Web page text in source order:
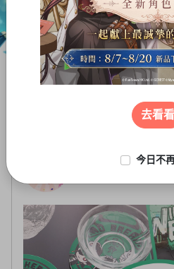
去看看
今日不